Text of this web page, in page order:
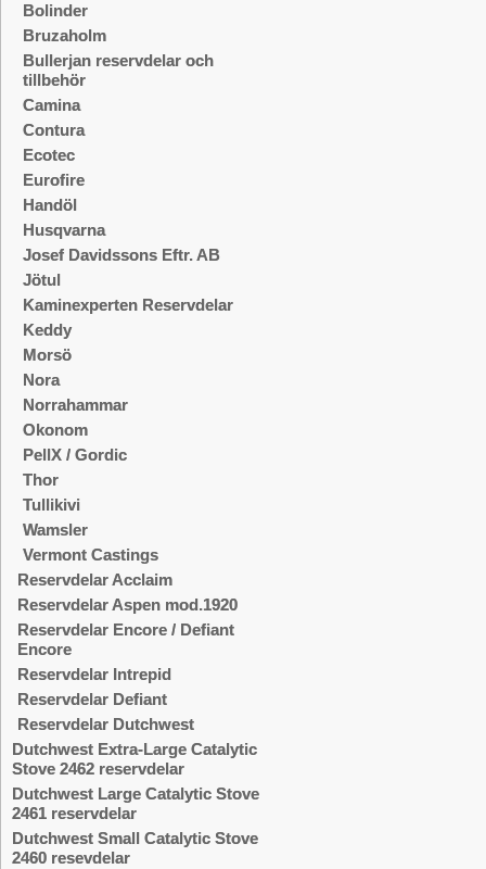
Bolinder
Bruzaholm
Bullerjan reservdelar och
tillbehör
Camina
Contura
Ecotec
Eurofire
Handöl
Husqvarna
Josef Davidssons Eftr. AB
Jötul
Kaminexperten Reservdelar
Keddy
Morsö
Nora
Norrahammar
Okonom
PellX / Gordic
Thor
Tullikivi
Wamsler
Vermont Castings
Reservdelar Acclaim
Reservdelar Aspen mod.1920
Reservdelar Encore / Defiant
Encore
Reservdelar Intrepid
Reservdelar Defiant
Reservdelar Dutchwest
Dutchwest Extra-Large Catalytic
Stove 2462 reservdelar
Dutchwest Large Catalytic Stove
2461 reservdelar
Dutchwest Small Catalytic Stove
2460 resevdelar